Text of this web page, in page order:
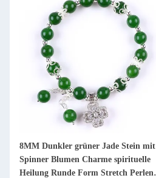
8MM Dunkler grüner Jade Stein mit
Spinner Blumen Charme spirituelle
Heilung Runde Form Stretch Perlen